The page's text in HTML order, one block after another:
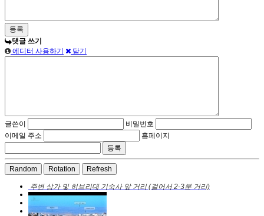
댓글 쓰기
에디터 사용하기
닫기
글쓴이
비밀번호
이메일 주소
홈페이지
Random Rotation Refresh
주변 상가 및 히브리대 기숙사 앞 거리 (걸어서 2-3분 거리)